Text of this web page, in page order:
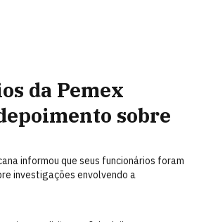
da Pemex
sobre
informou que seus funcionários foram
investigações envolvendo a